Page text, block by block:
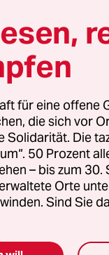
sich darauf
einmal den
von Monaten,
für eine offene
die sich vor
Solidarität. Die
50 Prozent
– bis zum
Orte
Sind Sie